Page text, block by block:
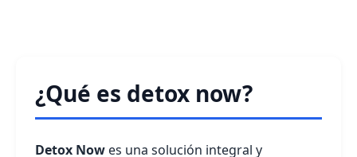
¿Qué es detox now?
Detox Now es una solución integral y